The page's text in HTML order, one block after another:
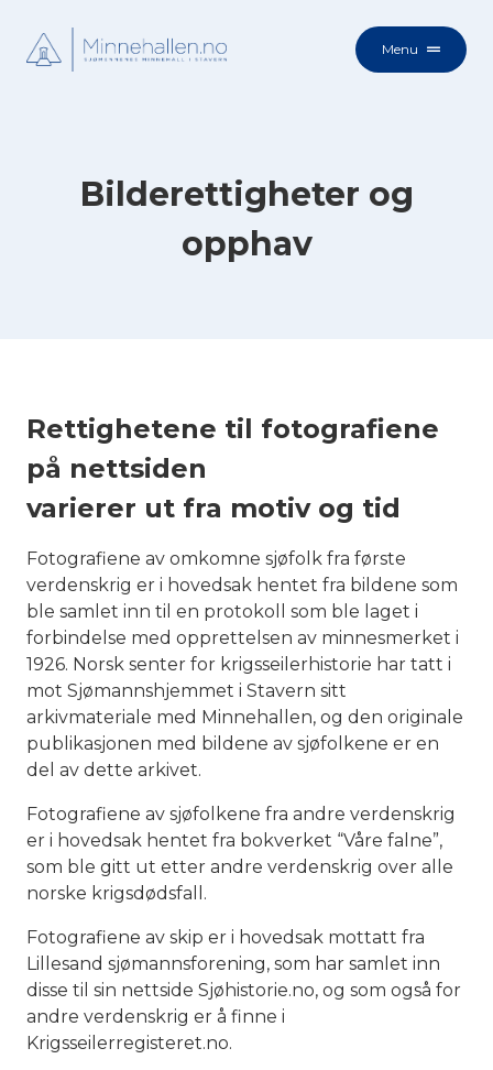
Menu
Bilderettigheter og
opphav
Rettighetene til fotografiene
på nettsiden
varierer ut fra motiv og tid
Fotografiene av omkomne sjøfolk fra første
verdenskrig er i hovedsak hentet fra bildene som
ble samlet inn til en protokoll som ble laget i
forbindelse med opprettelsen av minnesmerket i
1926. Norsk senter for krigsseilerhistorie har tatt i
mot Sjømannshjemmet i Stavern sitt
arkivmateriale med Minnehallen, og den originale
publikasjonen med bildene av sjøfolkene er en
del av dette arkivet.
Fotografiene av sjøfolkene fra andre verdenskrig
er i hovedsak hentet fra bokverket “Våre falne”,
som ble gitt ut etter andre verdenskrig over alle
norske krigsdødsfall.
Fotografiene av skip er i hovedsak mottatt fra
Lillesand sjømannsforening, som har samlet inn
disse til sin nettside Sjøhistorie.no, og som også for
andre verdenskrig er å finne i
Krigsseilerregisteret.no.